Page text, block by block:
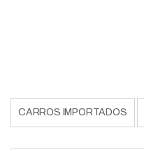
CARROS IMPORTADOS